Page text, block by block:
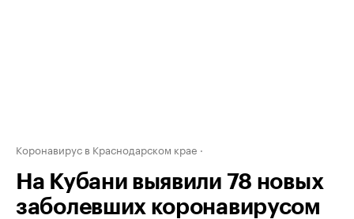
Коронавирус в Краснодарском крае
На Кубани выявили 78 новых
заболевших коронавирусом